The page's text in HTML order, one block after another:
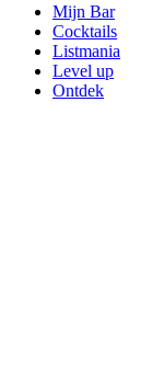
Mijn Bar
Cocktails
Listmania
Level up
Ontdek